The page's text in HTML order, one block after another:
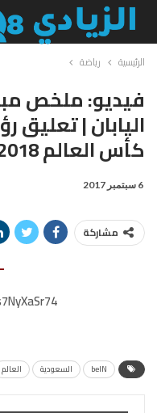
الرئيسية رياضة
اليابان |
كأس العالم 2018
6 سبتمبر 2017
مشاركة
beIN السعودية العالم